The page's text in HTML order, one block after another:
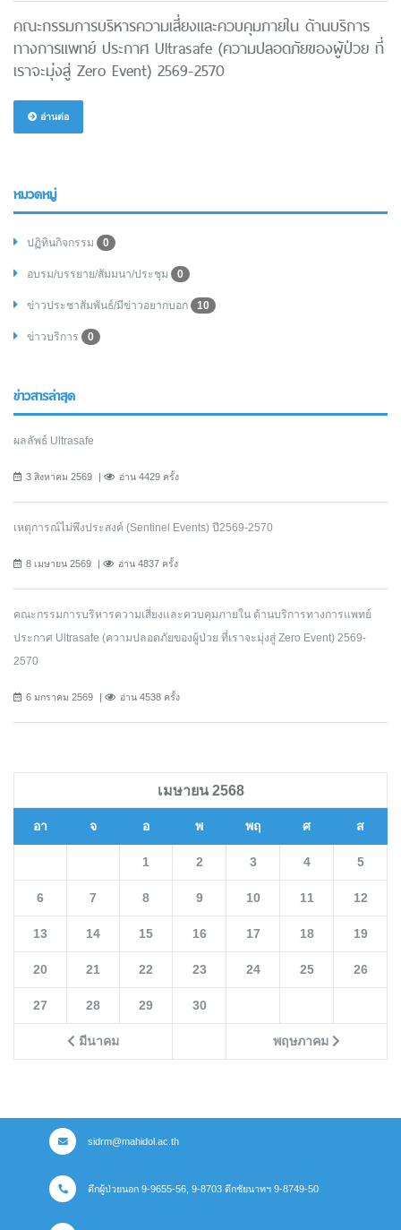
คณะกรรมการบริหารความเสี่ยงและควบคุมภายใน ด้านบริการ
ทางการแพทย์ ประกาศ Ultrasafe (ความปลอดภัยของผู้ป่วย ที่
เราจะมุ่งสู่ Zero Event) 2569-2570
อ่านต่อ
หมวดหมู่
ปฏิทินกิจกรรม 0
อบรม/บรรยาย/สัมมนา/ประชุม 0
ข่าวประชาสัมพันธ์/มีข่าวอยากบอก 10
ข่าวบริการ 0
ข่าวสารล่าสุด
ผลลัพธ์ Ultrasafe
3 สิงหาคม 2569 อ่าน 4429 ครั้ง
เหตุการณ์ไม่พึงประสงค์ (Sentinel Events) ปี2569-2570
8 เมษายน 2569 อ่าน 4837 ครั้ง
คณะกรรมการบริหารความเสี่ยงและควบคุมภายใน ด้านบริการทางการแพทย์
ประกาศ Ultrasafe (ความปลอดภัยของผู้ป่วย ที่เราจะมุ่งสู่ Zero Event) 2569-
2570
6 มกราคม 2569 อ่าน 4538 ครั้ง
เมษายน 2568
อา จ อ พ พฤ ศ ส
มีนาคม พฤษภาคม
1 2 3 4 5
6 7 8 9 10 11 12
13 14 15 16 17 18 19
20 21 22 23 24 25 26
27 28 29 30
sidrm@mahidol.ac.th
ตึกผู้ป่วยนอก 9-9655-56, 9-8703 ตึกชัยนาทฯ 9-8749-50